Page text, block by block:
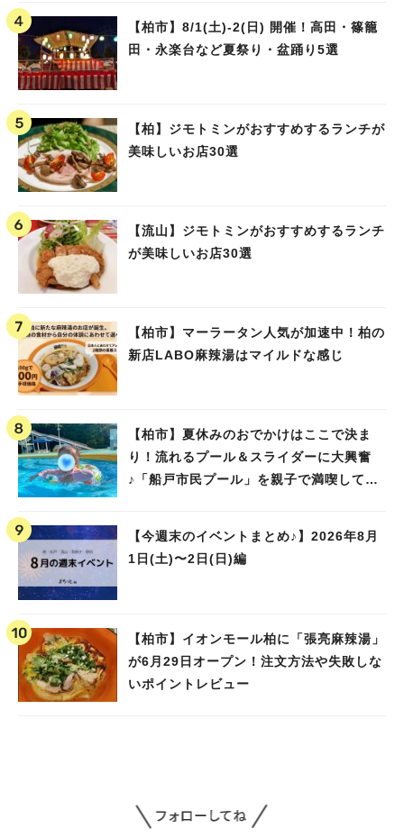
【柏市】8/1(土)‐2(日) 開催！高田・篠籠
田・永楽台など夏祭り・盆踊り5選
【柏】ジモトミンがおすすめするランチが
美味しいお店30選
【流山】ジモトミンがおすすめするランチ
が美味しいお店30選
【柏市】マーラータン人気が加速中！柏の
新店LABO麻辣湯はマイルドな感じ
【柏市】夏休みのおでかけはここで決ま
り！流れるプール＆スライダーに大興奮
♪「船戸市民プール」を親子で満喫してき
【今週末のイベントまとめ♪】2026年8月
1日(土)〜2日(日)編
【柏市】イオンモール柏に「張亮麻辣湯」
が6月29日オープン！注文方法や失敗しな
いポイントレビュー